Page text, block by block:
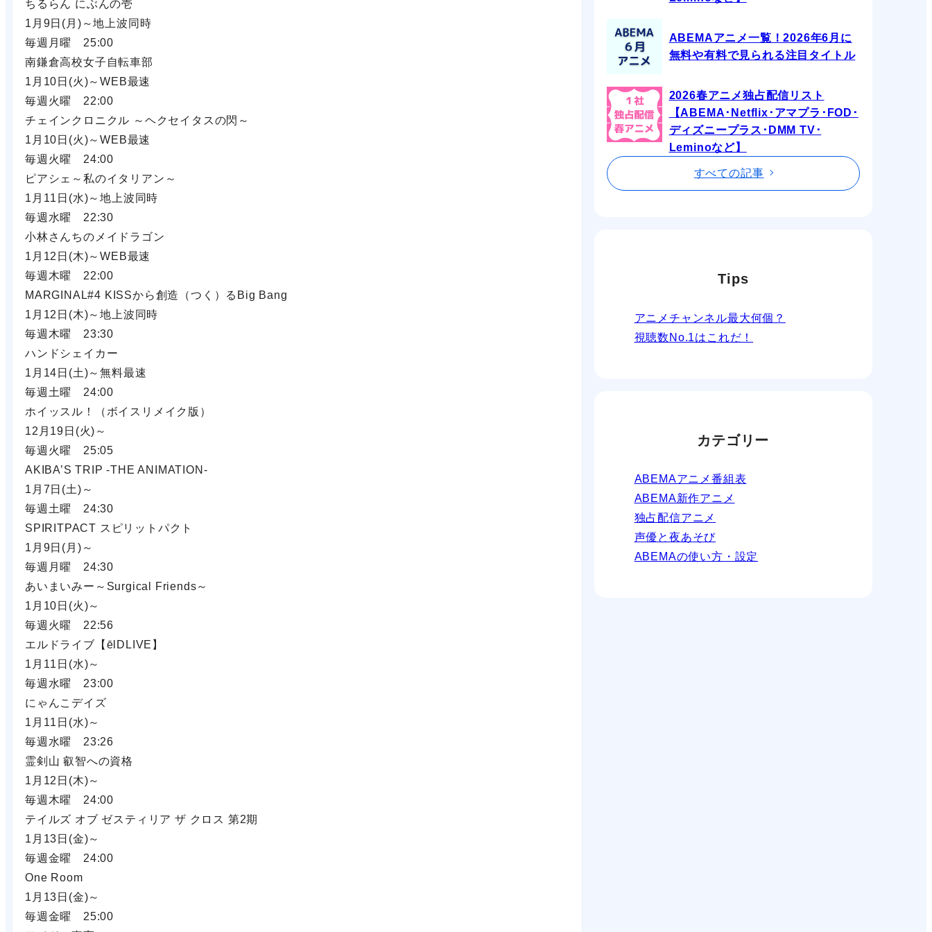
ちるらん にぶんの壱
1月9日(月)～地上波同時
毎週月曜 25:00
南鎌倉高校女子自転車部
1月10日(火)～WEB最速
毎週火曜 22:00
チェインクロニクル ～ヘクセイタスの閃～
1月10日(火)～WEB最速
毎週火曜 24:00
ピアシェ～私のイタリアン～
1月11日(水)～地上波同時
毎週水曜 22:30
小林さんちのメイドラゴン
1月12日(木)～WEB最速
毎週木曜 22:00
MARGINAL#4 KISSから創造（つく）るBig Bang
1月12日(木)～地上波同時
毎週木曜 23:30
ハンドシェイカー
1月14日(土)～無料最速
毎週土曜 24:00
ホイッスル！（ボイスリメイク版）
12月19日(火)～
毎週火曜 25:05
AKIBA’S TRIP -THE ANIMATION-
1月7日(土)～
毎週土曜 24:30
SPIRITPACT スピリットパクト
1月9日(月)～
毎週月曜 24:30
あいまいみー～Surgical Friends～
1月10日(火)～
毎週火曜 22:56
エルドライブ【ēlDLIVE】
1月11日(水)～
毎週水曜 23:00
にゃんこデイズ
1月11日(水)～
毎週水曜 23:26
霊剣山 叡智への資格
1月12日(木)～
毎週木曜 24:00
テイルズ オブ ゼスティリア ザ クロス 第2期
1月13日(金)～
毎週金曜 24:00
One Room
1月13日(金)～
毎週金曜 25:00
ABEMAアニメ一覧！2026年6月に
無料や有料で見られる注目タイトル
2026春アニメ独占配信リスト
【ABEMA･Netflix･アマプラ･FOD･
ディズニープラス･DMM TV･
Leminoなど】
すべての記事
Tips
アニメチャンネル最大何個？
視聴数No.1はこれだ！
カテゴリー
ABEMAアニメ番組表
ABEMA新作アニメ
独占配信アニメ
声優と夜あそび
ABEMAの使い方・設定